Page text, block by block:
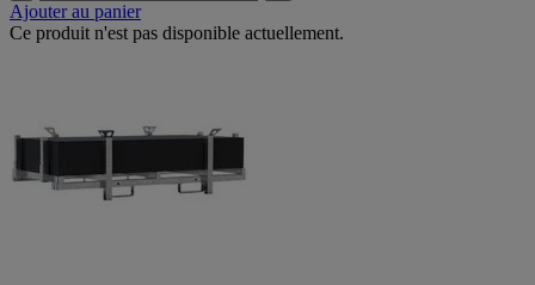
Ajouter au panier
Ce produit n'est pas disponible actuellement.